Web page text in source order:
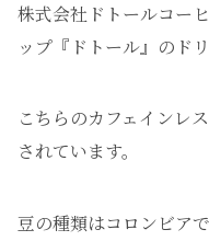
株式会社ドトールコー
ップ『ドトール』のド
こちらのカフェインレ
されています。
豆の種類はコロンビア